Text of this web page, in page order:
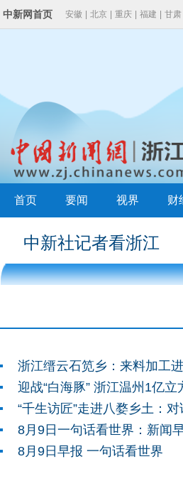
中新网首页 安徽 北京 重庆 福建 甘肃
首页 要闻 视界 财
中新社记者看浙江
浙江缙云石笕乡：来料加工
迎战“白海豚” 浙江温州1亿立
“千生访匠”走进八婺乡土：
8月9日一句话看世界：新闻
8月9日早报 一句话看世界